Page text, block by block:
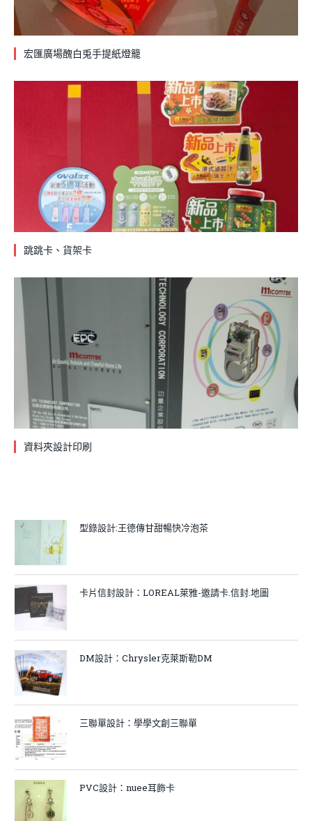
宏匯廣場醜白兎手提紙燈籠
跳跳卡、貨架卡
資料夾設計印刷
型錄設計:王德傳甘甜暢快冷泡茶
卡片信封設計：LOREAL萊雅-邀請卡.信封.地圖
DM設計：Chrysler克萊斯勒DM
三聯單設計：學學文創三聯單
PVC設計：nuee耳飾卡